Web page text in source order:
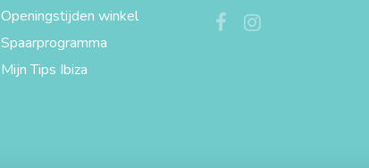
Openingstijden winkel
Spaarprogramma
Mijn Tips Ibiza